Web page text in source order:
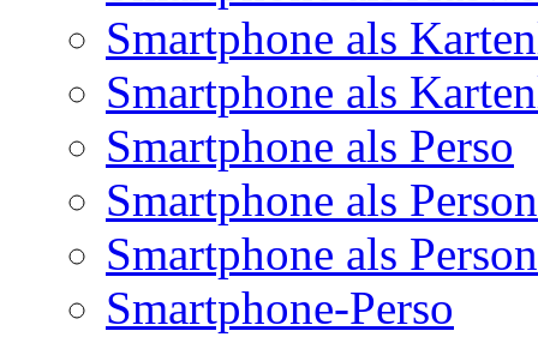
Smartphone als
Smartphone als
Smartphone als Perso
Smartphone als
Smartphone als
Smartphone-Perso